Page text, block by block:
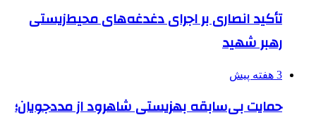
تأکید انصاری بر اجرای دغدغه‌های محیط‌زیستی
رهبر شهید
3 هفته پیش
حمایت بی‌سابقه بهزیستی شاهرود از مددجویان؛